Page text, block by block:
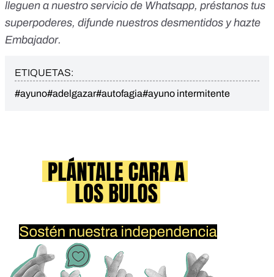
lleguen a nuestro servicio de Whatsapp, préstanos tus
superpoderes, difunde nuestros desmentidos y hazte
Embajador.
ETIQUETAS:
#ayuno#adelgazar#autofagia#ayuno intermitente